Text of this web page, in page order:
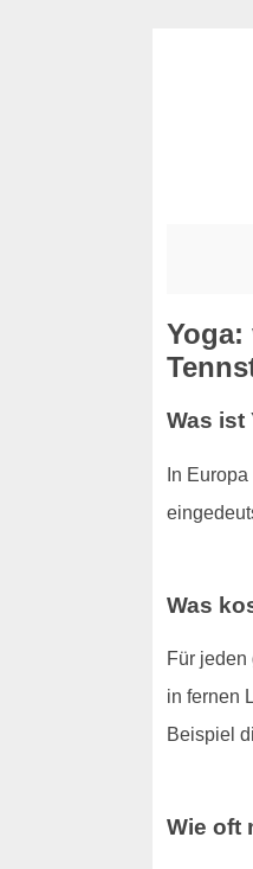
Was ist
In
Was
Für
in fernen
Beispiel
Wie oft